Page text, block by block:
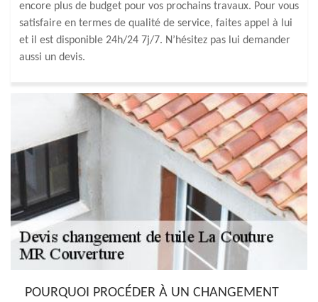
encore plus de budget pour vos prochains travaux. Pour vous
satisfaire en termes de qualité de service, faites appel à lui
et il est disponible 24h/24 7j/7. N’hésitez pas lui demander
aussi un devis.
POURQUOI PROCÉDER À UN CHANGEMENT